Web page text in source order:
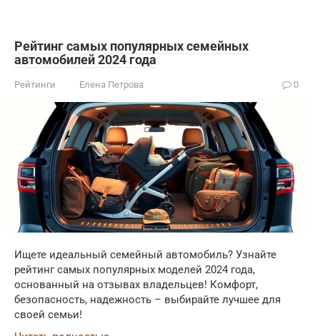
Рейтинг самых популярных семейных
автомобилей 2024 года
Рейтинги Елена Петрова 0
Ищете идеальный семейный автомобиль? Узнайте
рейтинг самых популярных моделей 2024 года,
основанный на отзывах владельцев! Комфорт,
безопасность, надежность – выбирайте лучшее для
своей семьи!